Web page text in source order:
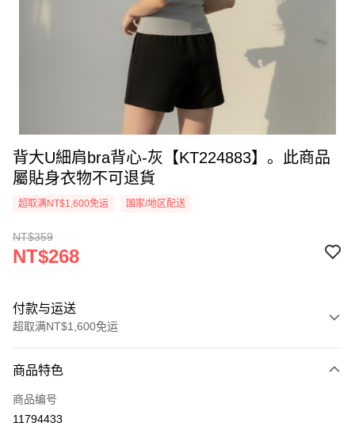
背大U細肩bra背心-灰【KT224883】。此商品
屬貼身衣物不可退貨
超取满NT$1,600免运 国家/地区配送
NT$359
NT$268
付款与运送
超取满NT$1,600免运
信用卡一次付款
超商取货付款
商品特色
商品编号
11794433